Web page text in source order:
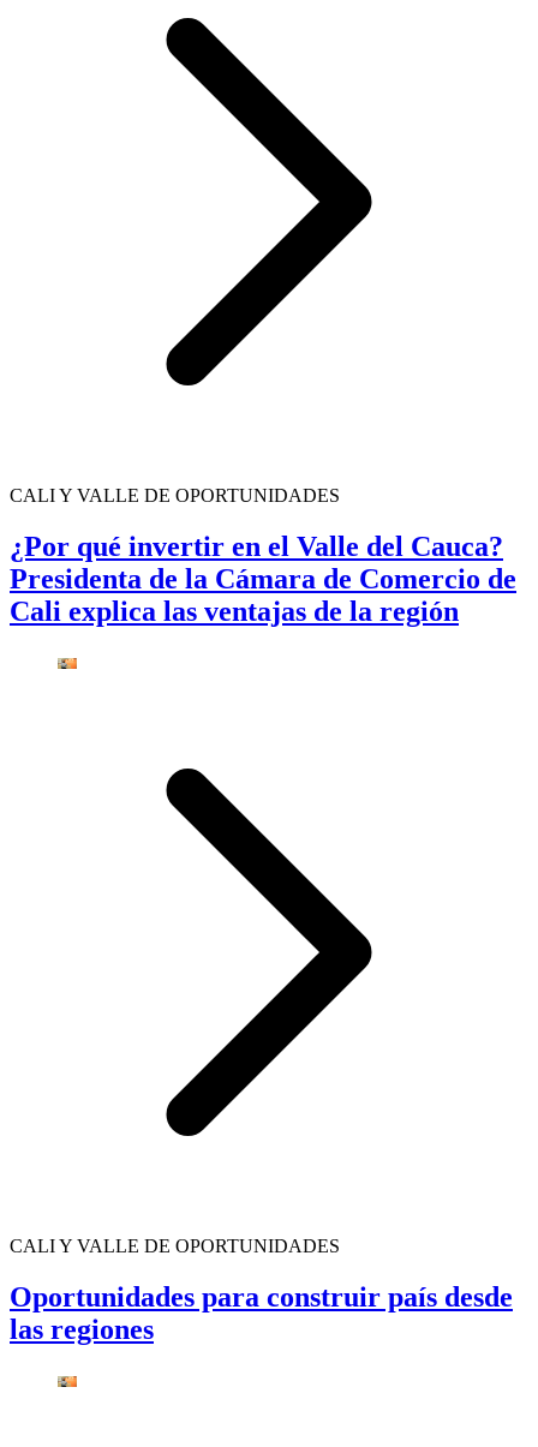
CALI Y VALLE DE OPORTUNIDADES
¿Por qué invertir en el Valle del Cauca?
Presidenta de la Cámara de Comercio de
Cali explica las ventajas de la región
CALI Y VALLE DE OPORTUNIDADES
Oportunidades para construir país desde
las regiones